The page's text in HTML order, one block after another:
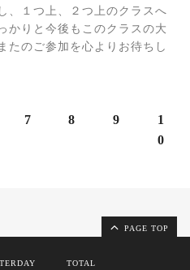
、１つ上、２つ上のクラスへ
かりと今後もこのクラスの大
たのご参加を心よりお待ちし
7 8 9
1
0
PAGE TOP
TOTAL